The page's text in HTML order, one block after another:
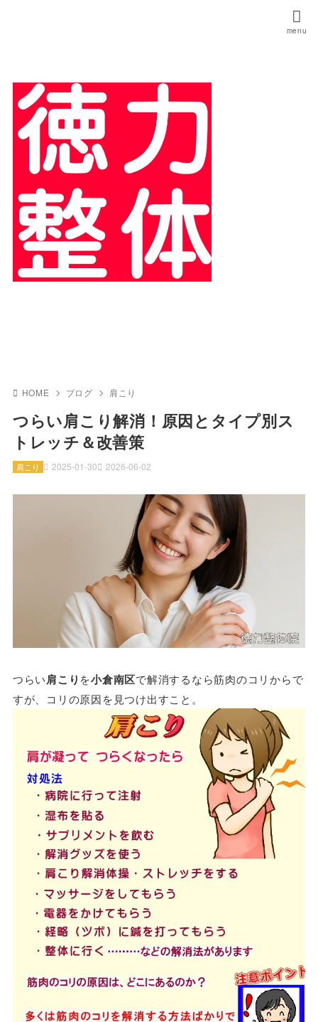
HOME ブログ 肩こり
つらい肩こり解消！原因とタイプ別ス
トレッチ＆改善策
2025-01-30 2026-06-02
肩こり
つらい肩こり を小倉南区で解消するなら筋肉のコリからで
すが、コリの原因を見つけ出すこと。